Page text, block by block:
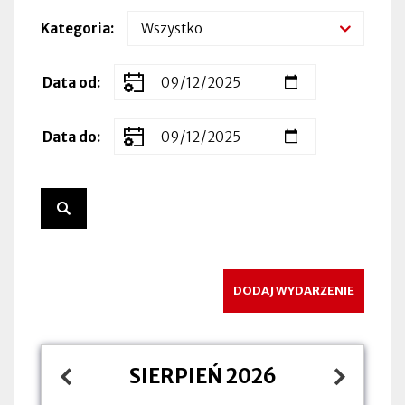
Kategoria
Zakres
dat
Data od
Data do
DODAJ WYDARZENIE
SIERPIEŃ 2026